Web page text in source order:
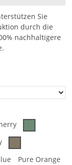
Sie
durch die
nachhaltigere
Pure Orange